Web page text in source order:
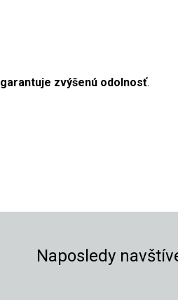
garantuje zvýšenú odolnosť.
Naposledy